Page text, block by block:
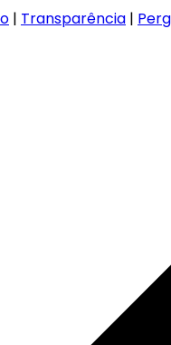
| Transparência |